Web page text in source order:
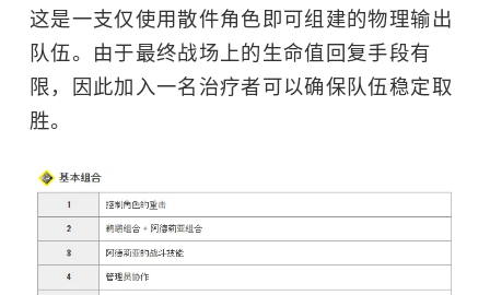
这是一支仅使用散件角色即可组建的物理输出
队伍。由于最终战场上的生命值回复手段有
限，因此加入一名治疗者可以确保队伍稳定取
胜。